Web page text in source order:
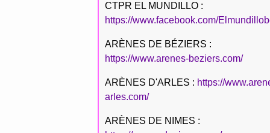
CTPR EL MUNDILLO :
https://www.facebook.com/
ARÈNES DE BÉZIERS :
https://www.arenes-beziers.com/
ARÈNES D'ARLES : https://
arles.com/
ARÈNES DE NIMES :